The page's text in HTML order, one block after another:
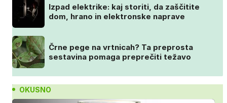
Izpad elektrike: kaj storiti, da zaščitite
dom, hrano in elektronske naprave
Črne pege na vrtnicah? Ta preprosta
sestavina pomaga preprečiti težavo
OKUSNO